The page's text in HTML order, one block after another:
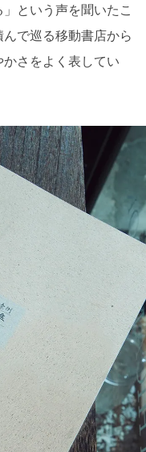
という声を聞いたこ
で巡る移動書店から
さをよく表してい